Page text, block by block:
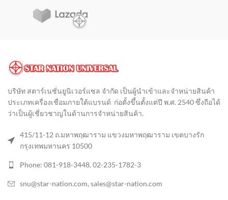
บริษัท สตาร์เนชั่นยูนิเวอร์แซล จำกัด เป็นผู้นำเข้าและจำหน่ายสินค้า
ประเภทเครื่องเชื่อมภายใต้แบรนด์ ก่อตั้งขึ้นตั้งแต่ปี พ.ศ. 2540 ซึ่งถือได้
ว่าเป็นผู้เชี่ยวชาญในด้านการจำหน่ายสินค้า.
415/11-12 ถ.มหาพฤฒาราม แขวงมหาพฤฒาราม เขตบางรัก
กรุงเทพมหานคร 10500
Phone: 081-918-3448, 02-235-1782-3
snu@star-nation.com, sales@star-nation.com